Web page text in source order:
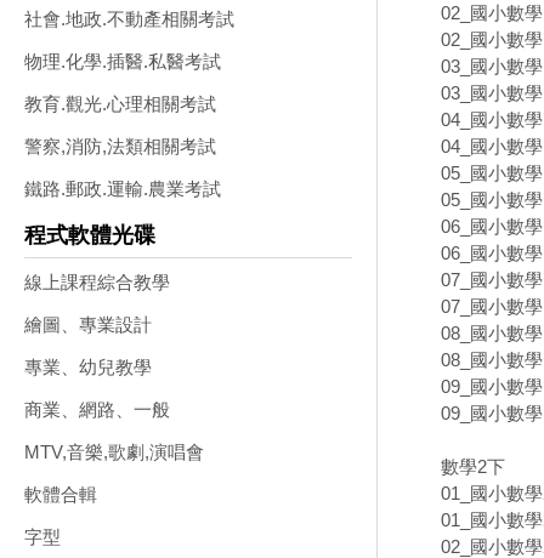
社會.地政.不動產相關考試
物理.化學.插醫.私醫考試
教育.觀光.心理相關考試
警察,消防,法類相關考試
鐵路.郵政.運輸.農業考試
程式軟體光碟
線上課程綜合教學
繪圖、專業設計
專業、幼兒教學
商業、網路、一般
MTV,音樂,歌劇,演唱會
軟體合輯
字型
02_國小數
02_國小數
03_國小數
03_國小數
04_國小數
04_國小數
05_國小數
05_國小數
06_國小數
06_國小數
07_國小數
07_國小數
08_國小數
08_國小數
09_國小數
09_國小數
數學2下
01_國小數
01_國小數
02_國小數